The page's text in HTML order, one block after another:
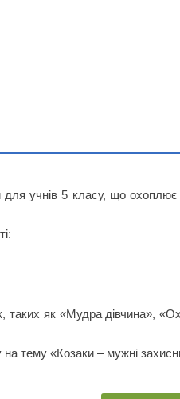
для учнів 5 класу, що
таких як «Мудра дівчина»,
тему «Козаки – мужні